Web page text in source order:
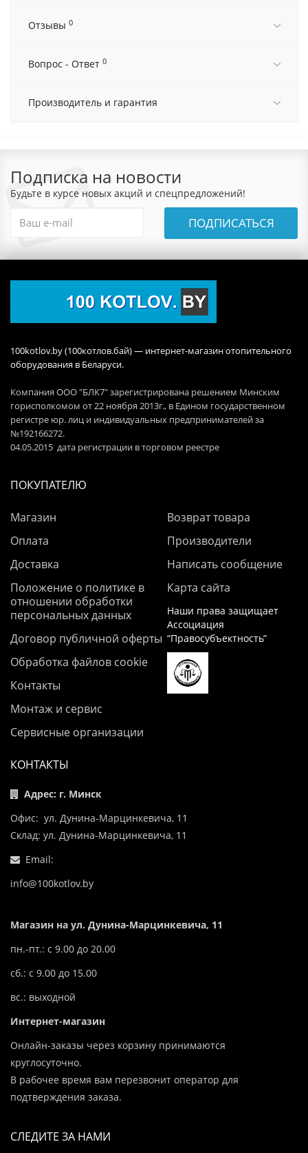
Отзывы 0
Вопрос - Ответ 0
Производитель и гарантия
Подписка на новости
Будьте в курсе новых акций и спецпредложений!
ПОДПИСАТЬСЯ
100kotlov.by (100котлов.бай) — интернет-магазин отопительного
оборудования в Беларуси.
Компания ООО "БЛК7" зарегистрирована решением Минским
горисполкомом от 22 ноября 2013г., в Едином государственном
регистре юр. лиц и индивидуальных предпринимателей за
№192166272.
04.05.2015 дата регистрации в торговом реестре
ПОКУПАТЕЛЮ
Магазин
Оплата
Доставка
Положение о политике в
отношении обработки
персональных данных
Договор публичной оферты
Обработка файлов cookie
Контакты
Монтаж и сервис
Сервисные организации
Возврат товара
Производители
Написать сообщение
Карта сайта
Наши права защищает
Ассоциация
“Правосубъектность”
КОНТАКТЫ
Адрес: г. Минск
Офис: ул. Дунина-Марцинкевича, 11
Склад: ул. Дунина-Марцинкевича, 11
Email:
info@100kotlov.by
Магазин на ул. Дунина-Марцинкевича, 11
пн.-пт.: с 9.00 до 20.00
сб.: с 9.00 до 15.00
вс.: выходной
Интернет-магазин
Онлайн-заказы через корзину принимаются
круглосуточно.
В рабочее время вам перезвонит оператор для
подтверждения заказа.
СЛЕДИТЕ ЗА НАМИ